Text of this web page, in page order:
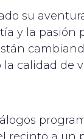
su
y la
calidad de